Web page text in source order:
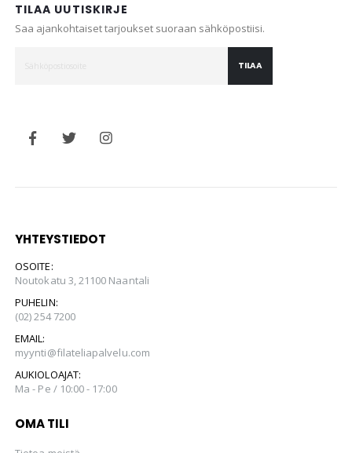
TILAA UUTISKIRJE
Saa ajankohtaiset tarjoukset suoraan sähköpostiisi.
TILAA
YHTEYSTIEDOT
OSOITE:
Noutokatu 3, 21100 Naantali
PUHELIN:
(02) 254 7200
EMAIL:
myynti@filateliapalvelu.com
AUKIOLOAJAT:
Ma - Pe / 10:00 - 17:00
OMA TILI